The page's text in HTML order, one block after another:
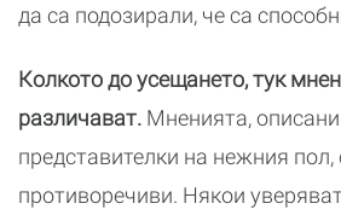
да са подозирали, че са
Колкото до усещането, тук
различават. Мненията,
представителки на нежния пол,
противоречиви. Някои